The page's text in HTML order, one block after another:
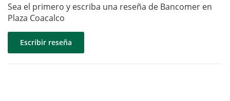
Sea el primero y escriba una reseña de Bancomer en
Plaza Coacalco
Escribir reseña